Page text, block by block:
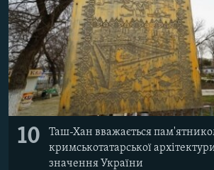
10
Таш-Хан вважається
кримськотатарської
значення України